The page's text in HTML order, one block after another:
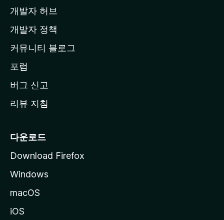
이
지
이
동
개발자 허브
개발자 정책
커뮤니티 블로그
포럼
버그 신고
리뷰 지침
다운로드
Download Firefox
Windows
macOS
iOS